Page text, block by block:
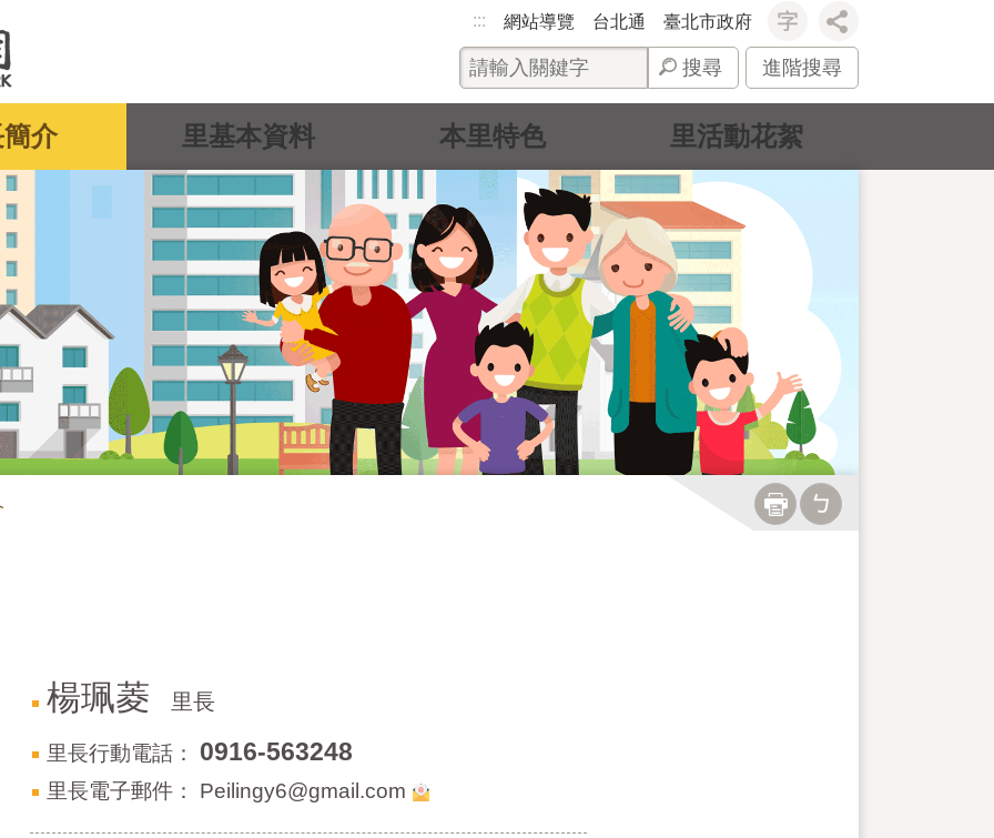
::: 網站導覽 台北通 臺北市政府
搜尋 進階搜尋
介 里基本資料 本里特色 里活動花絮
楊珮菱 里長
里長行動電話： 0916-563248
里長電子郵件： Peilingy6@gmail.com